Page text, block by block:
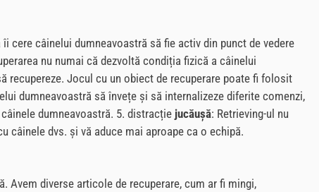
îi cere câinelui dumneavoastră să fie activ din punct de vedere
nu numai că dezvoltă condiția fizică a câinelui
Jocul cu un obiect de recuperare poate fi folosit
dumneavoastră să învețe și să internalizeze diferite comenzi,
dumneavoastră. 5. distracție jucăușă: Retrieving-ul nu
câinele dvs. și vă aduce mai aproape ca o echipă.
Avem diverse articole de recuperare, cum ar fi mingi,